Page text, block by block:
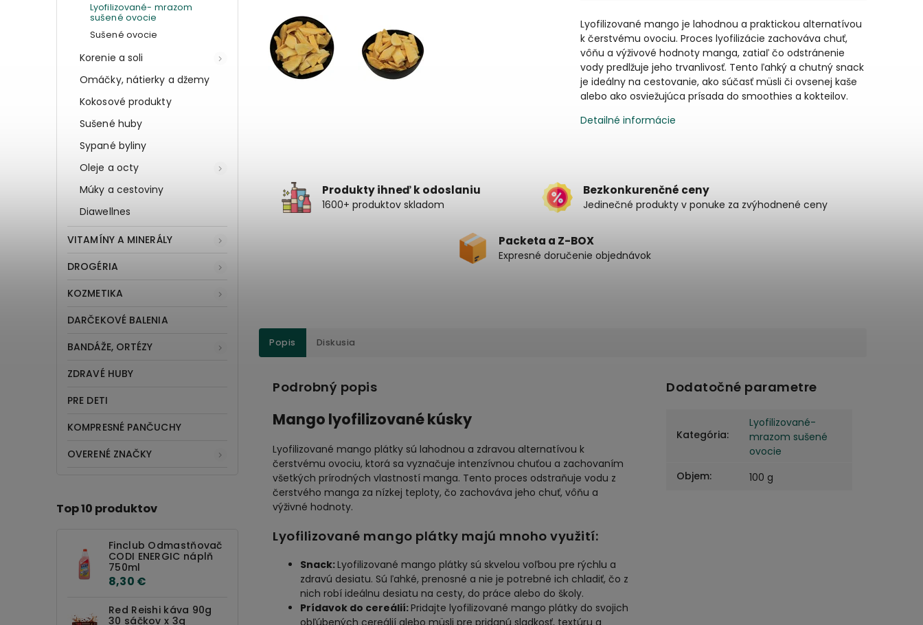
Lyofilizované- mrazom
sušené ovocie
Sušené ovocie
Korenie a soli
Omáčky, nátierky a džemy
Kokosové produkty
Sušené huby
Sypané byliny
Oleje a octy
Múky a cestoviny
Diawellnes
VITAMÍNY A MINERÁLY
DROGÉRIA
KOZMETIKA
DARČEKOVÉ BALENIA
BANDÁŽE, ORTÉZY
ZDRAVÉ HUBY
PRE DETI
KOMPRESNÉ PANČUCHY
OVERENÉ ZNAČKY
Top 10 produktov
Finclub Odmastňovač
CODI ENERGIC náplň
750ml
8,30 €
Red Reishi káva 90g
30 sáčkov x 3g
Lyofilizované mango je lahodnou a praktickou alternatívou
k čerstvému ​​ovociu. Proces lyofilizácie zachováva chuť,
vôňu a výživové hodnoty manga, zatiaľ čo odstránenie
vody predlžuje jeho trvanlivosť. Tento ľahký a chutný snack
je ideálny na cestovanie, ako súčasť müsli či ovsenej kaše
alebo ako osviežujúca prísada do smoothies a kokteilov.
Detailné informácie
Produkty ihneď k odoslaniu
1600+ produktov skladom
Bezkonkurenčné ceny
Jedinečné produkty v ponuke za zvýhodnené ceny
Packeta a Z-BOX
Expresné doručenie objednávok
Popis Diskusia
Podrobný popis
Mango lyofilizované kúsky
Lyofilizované mango plátky sú lahodnou a zdravou alternatívou k
čerstvému ​​ovociu, ktorá sa vyznačuje intenzívnou chuťou a zachovaním
všetkých prírodných vlastností manga. Tento proces odstraňuje vodu z
čerstvého manga za nízkej teploty, čo zachováva jeho chuť, vôňu a
výživné hodnoty.
Lyofilizované mango plátky majú mnoho využití:
Snack:Lyofilizované mango plátky sú skvelou voľbou pre rýchlu a
zdravú desiatu. Sú ľahké, prenosné a nie je potrebné ich chladiť, čo z
nich robí ideálnu desiatu na cesty, do práce alebo do školy.
Prídavok do cereálií:Pridajte lyofilizované mango plátky do svojich
Dodatočné parametre
Kategória:
Lyofilizované-
mrazom sušené
ovocie
Objem: 100 g